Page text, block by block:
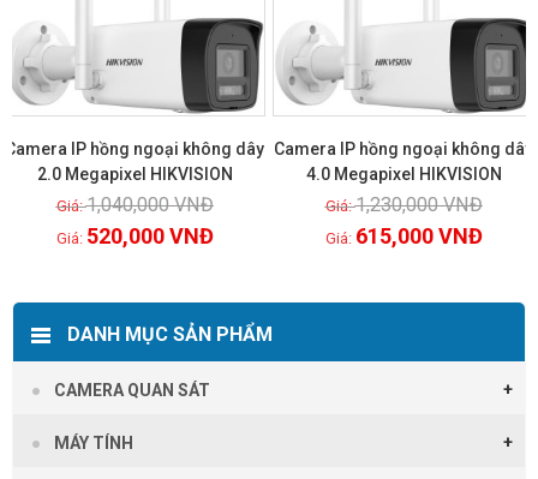
Xem chi tiết
Camera IP hồng ngoại không dây
2.0 Megapixel HIKVISION
1,040,000VNĐ
520,000VNĐ
Xem chi tiết
Camera IP hồng ngoại không dây
4.0 Megapixel HIKVISION
1,230,000VNĐ
615,000VNĐ
DANH MỤC SẢN PHẨM
CAMERA QUAN SÁT
MÁY TÍNH